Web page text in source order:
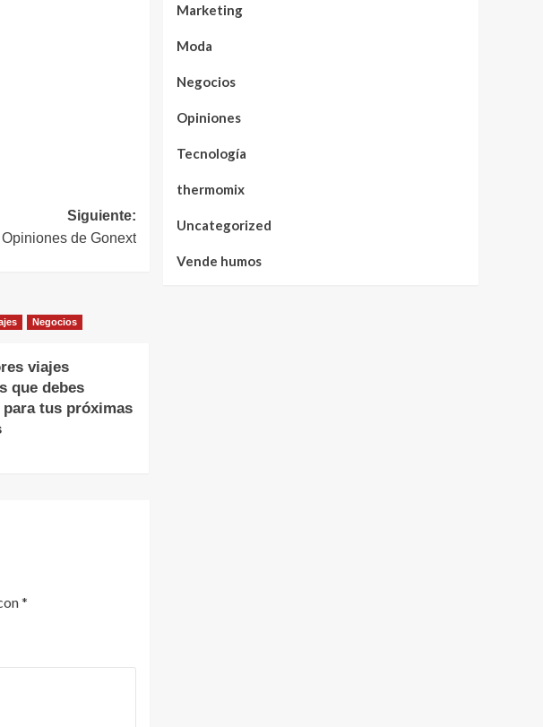
Siguiente:
Opiniones de Gonext
Negocios
viajes
que debes
tus próximas
*
Marketing
Moda
Negocios
Opiniones
Tecnología
thermomix
Uncategorized
Vende humos